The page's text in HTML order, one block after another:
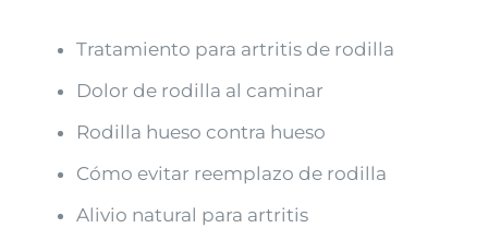
Tratamiento para artritis de rodilla
Dolor de rodilla al caminar
Rodilla hueso contra hueso
Cómo evitar reemplazo de rodilla
Alivio natural para artritis